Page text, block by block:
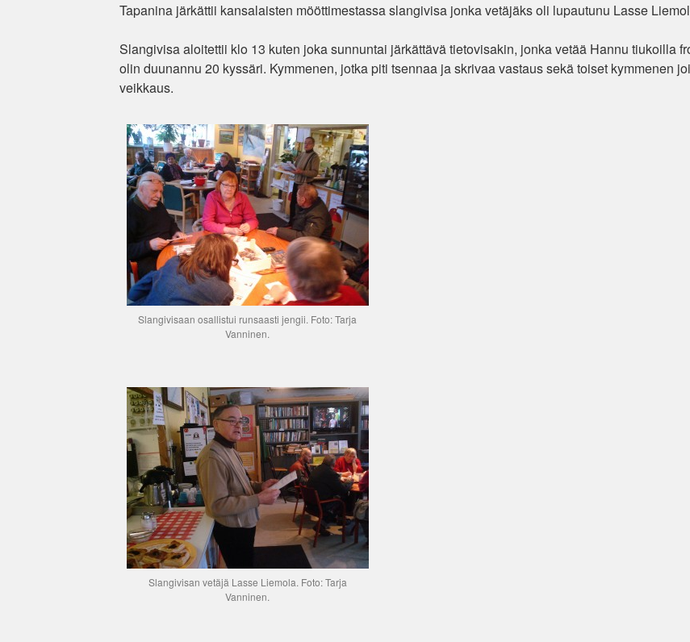
Tapanina järkättii kansalaisten mööttimestassa slangivisa jonka vetäjäks oli lupautunu Lasse
Slangivisa aloitettii klo 13 kuten joka sunnuntai järkättävä tietovisakin, jonka vetää Hannu tiukoilla
olin duunannu 20 kyssäri. Kymmenen, jotka piti tsennaa ja skrivaa vastaus sekä toiset kymmenen
veikkaus.
Slangivisaan osallistui runsaasti jengii. Foto: Tarja
Vanninen.
Slangivisan vetäjä Lasse Liemola. Foto: Tarja
Vanninen.